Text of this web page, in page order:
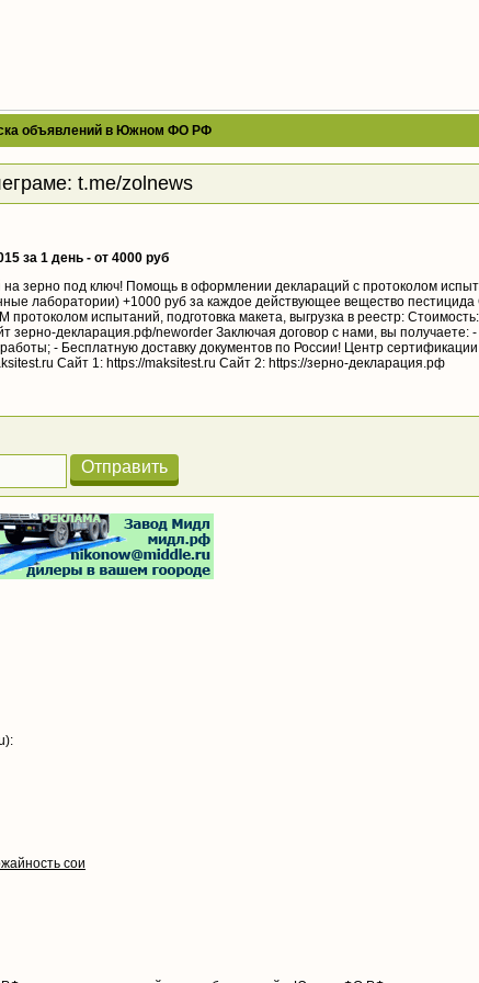
объявлений в Южном ФО РФ
t.me/zolnews
за 1 день - от 4000 руб
зерно под ключ! Помощь в оформлении деклараций с протоколом
лаборатории) +1000 руб за каждое действующее вещество пестицида
испытаний, подготовка макета, выгрузка в реестр: Стоимость:
декларация.рф/neworder Заключая договор с нами, вы получаете: -
- Бесплатную доставку документов по России! Центр сертификации
Сайт 1: https://maksitest.ru Сайт 2: https://зерно-декларация.рф
Отправить
сои